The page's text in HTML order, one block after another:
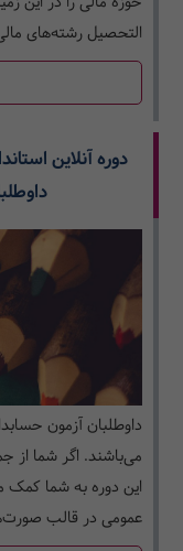
التحصیل رشته‌های
دوره آنلاین
داوطلبان آزمون
می‌باشند. اگر شما از
این دوره به شما
عمومی در قالب